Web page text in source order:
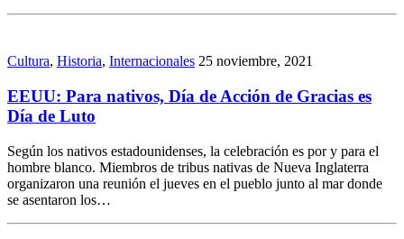
Cultura, Historia, Internacionales 25 noviembre, 2021
EEUU: Para nativos, Día de Acción de Gracias es
Día de Luto
Según los nativos estadounidenses, la celebración es por y para el
hombre blanco. Miembros de tribus nativas de Nueva Inglaterra
organizaron una reunión el jueves en el pueblo junto al mar donde
se asentaron los…